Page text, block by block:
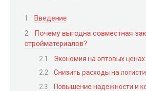
Введение
Почему выгодна совместная
стройматериалов?
Экономия на оптовых ценах
Снизить расходы на
Повышение надежности и